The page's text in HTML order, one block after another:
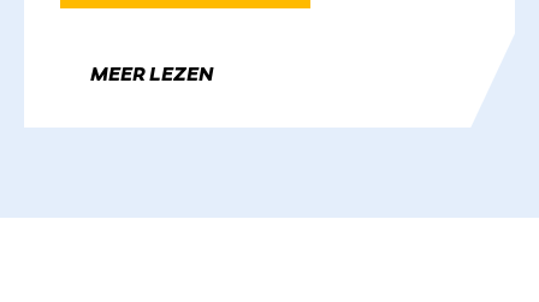
MEER LEZEN